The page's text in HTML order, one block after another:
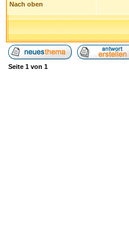
Nach oben
Seite 1 von 1